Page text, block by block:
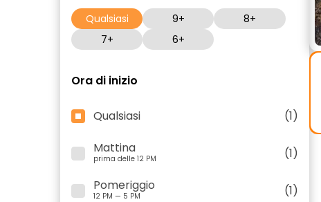
Qualsiasi 9+
8+
7+
6+
Ora di inizio
Qualsiasi
(1)
Mattina
prima delle 12 PM
(1)
Pomeriggio
12 PM — 5 PM
(1)